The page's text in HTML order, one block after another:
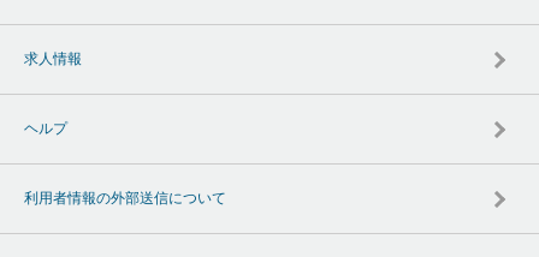
求人情報
ヘルプ
利用者情報の外部送信について